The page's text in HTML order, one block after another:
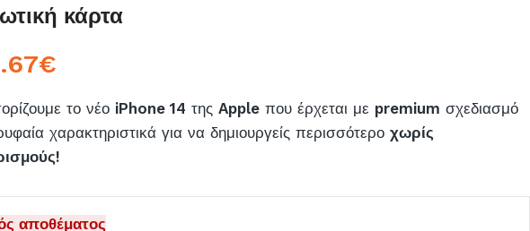
κάρτα
€
το νέο iPhone 14 της Apple που έρχεται με premium σχεδιασμό
χαρακτηριστικά για να δημιουργείς περισσότερο χωρίς
αποθέματος